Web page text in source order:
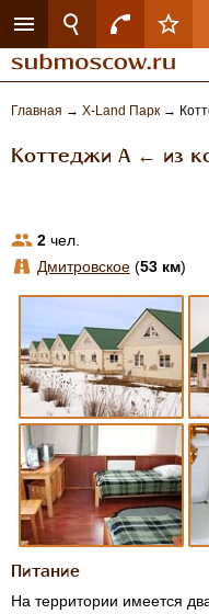
Главная → Х-Land Парк →
Коттеджи А ← из
2 чел.
Дмитровское (53 км)
Питание
На территории имеется